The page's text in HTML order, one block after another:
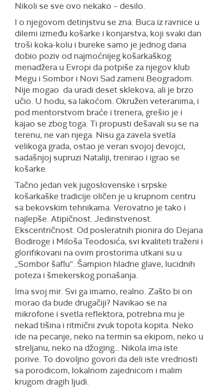
Nikoli se sve ovo nekako – desilo.
I o njegovom detinjstvu se zna. Buca iz ravnice u
dilemi između košarke i konjarstva, koji svaki dan
troši koka-kolu i bureke samo je jednog dana
dobio poziv od najmoćnijeg košarkaškog
menadžera u Evropi da potpiše za njegov klub
Megu i Sombor i Novi Sad zameni Beogradom.
Nije mogao da uradi deset sklekova, ali je brzo
učio. U hodu, sa lakoćom. Okružen veteranima, i
pod mentorstvom braće i trenera, grešio je i
kajao se zbog toga. Ti propusti dešavali su se na
terenu, ne van njega. Nisu ga zavela svetla
velikoga grada, ostao je veran svojoj devojci,
sadašnjoj supruzi Nataliji, trenirao i igrao se
košarke.
Tačno jedan vek jugoslovenske i srpske
košarkaške tradicije oličen je u krupnom centru
sa bekovskim tehnikama. Verovatno je tako i
najlepše. Atipičnost. Jedinstvenost.
Ekscentričnost. Od posleratnih pionira do Dejana
Bodiroge i Miloša Teodosića, svi kvaliteti traženi i
glorifikovani na ovim prostorima utkani su u
„Sombor šaflu“. Šampion hladne glave, lucidnih
poteza i šmekerskog ponašanja.
Ima svoj mir. Svi ga imamo, realno. Zašto bi on
morao da bude drugačiji? Navikao se na
mikrofone i svetla reflektora, potrebna mu je
nekad tišina i ritmični zvuk topota kopita. Neko
ide na pecanje, neko na termin sa ekipom, neko u
streljanu, neko na džoging… Nikola ima iste
porive. To dovoljno govori da deli iste vrednosti
sa porodicom, lokalnom zajednicom i malim
krugom dragih ljudi.